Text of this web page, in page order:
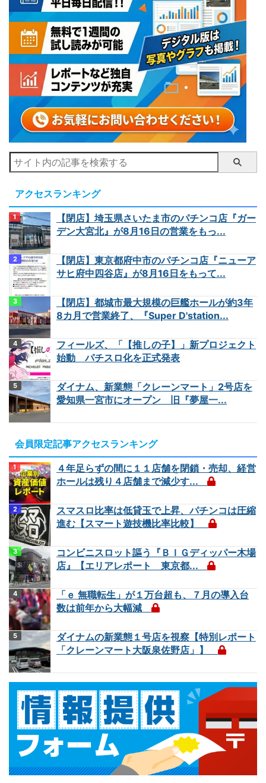
アクセスランキング
【閉店】埼玉県さいたま市のパチンコ店『ガー
デン大宮北』が8月16日の営業をもっ...
【閉店】東京都府中市のパチンコ店『ニューア
サヒ府中四谷店』が8月16日をもって...
【閉店】都城市最大規模の巨艦ホールが約3年
8カ月で営業終了、『Super D'station...
フィールズ、「【推しの子】」新プロジェクト
始動 パチスロ化を正式発表
ダイナム、新業態「クレーンマート」2号店を
愛知県一宮市にオープン 旧『夢屋一...
会員限定記事アクセスランキング
４年足らずの間に１１店舗を閉鎖・売却、経営
ホールは残り４店舗まで減少す...
スマスロ比率は低貸玉で上昇、パチンコは圧縮
進む【スマート遊技機比率比較】
コンビニスロット謳う『ＢＩＧディッパー木場
店』【エリアレポート 東京都...
「ｅ 無職転生」が１万台超も、７月の導入台
数は前年から大幅減
ダイナムの新業態１号店を視察【特別レポート
「クレーンマート大阪泉佐野店」】